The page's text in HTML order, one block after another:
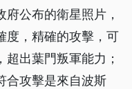
公布的衛星照片，
度，精確的攻擊，可
出葉門叛軍能力；
合攻擊是來自波斯